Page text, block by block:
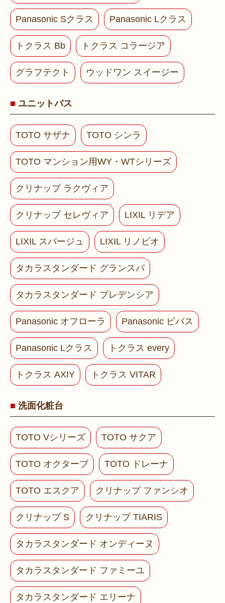
Panasonic Sクラス Panasonic Lクラス
トクラス Bb トクラス コラージア
グラフテクト ウッドワン スイージー
ユニットバス
TOTO サザナ TOTO シンラ
TOTO マンション用WY・WTシリーズ
クリナップ ラクヴィア
クリナップ セレヴィア LIXIL リデア
LIXIL スパージュ LIXIL リノビオ
タカラスタンダード グランスパ
タカラスタンダード プレデンシア
Panasonic オフローラ Panasonic ビバス
Panasonic Lクラス トクラス every
トクラス AXIY トクラス VITAR
洗面化粧台
TOTO Vシリーズ TOTO サクア
TOTO オクターブ TOTO ドレーナ
TOTO エスクア クリナップ ファンシオ
クリナップ S クリナップ TIARIS
タカラスタンダード オンディーヌ
タカラスタンダード ファミーユ
タカラスタンダード エリーナ